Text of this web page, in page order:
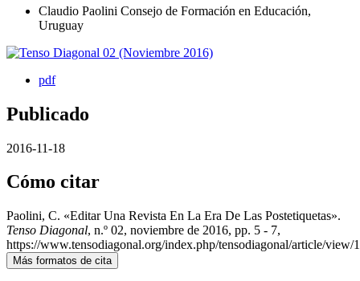
Claudio Paolini Consejo de Formación en Educación,
Uruguay
pdf
Publicado
2016-11-18
Cómo citar
Paolini, C. «Editar Una Revista En La Era De Las Postetiquetas».
Tenso Diagonal, n.º 02, noviembre de 2016, pp. 5 - 7,
https://www.tensodiagonal.org/index.php/tensodiagonal/article/view/
Más formatos de cita